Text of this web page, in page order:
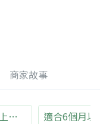
商家故事
適合4個月以上寶寶